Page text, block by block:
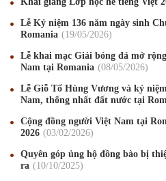
Lễ Kỷ niệm 136 năm ngày sinh
Romania
19/05/2026
Lễ khai mạc Giải bóng đá mở
Nam tại Romania
08/05/2026
Lễ Giỗ Tổ Hùng Vương và kỷ
Nam, thống nhất đất nước tại
Cộng đồng người Việt Nam tại
2026
03/02/2026
Quyên góp ủng hộ đồng bào bị
ra
10/10/2025
Chúc mừng Giáng sinh và Năm mới
Mừng Xuân Kỷ Hợi 2019